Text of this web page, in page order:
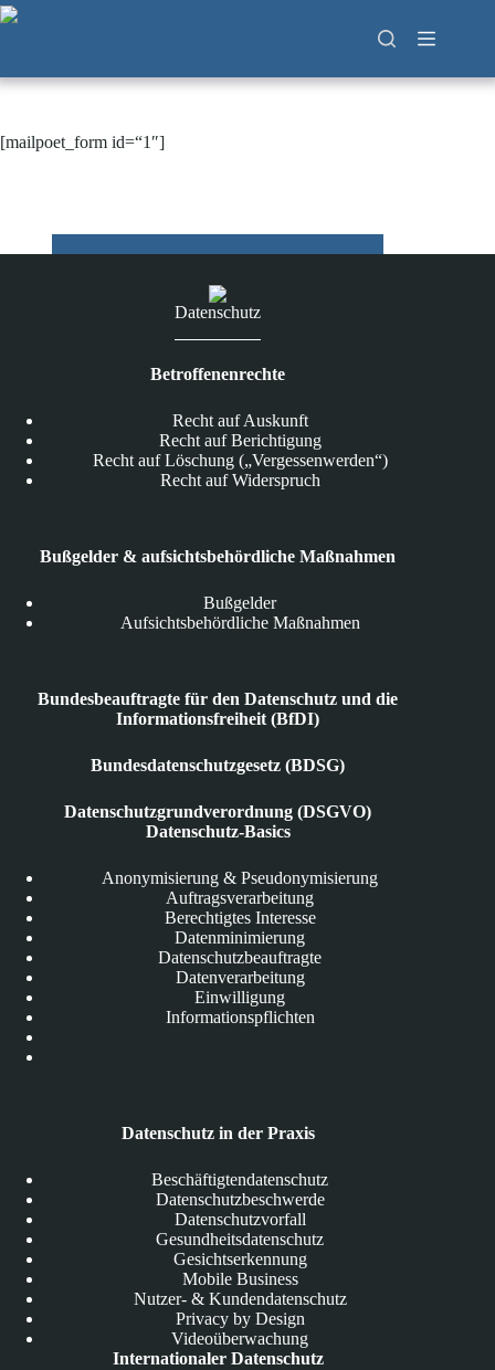
Zum
Inhalt
[mailpoet_form id=“1″]
Datenschutz
Betroffenenrechte
Recht auf Auskunft
Recht auf Berichtigung
Recht auf Löschung („Vergessenwerden“)
Recht auf Widerspruch
Bußgelder & aufsichtsbehördliche Maßnahmen
Bußgelder
Aufsichtsbehördliche Maßnahmen
Bundesbeauftragte für den Datenschutz und die
Informationsfreiheit (BfDI)
Bundesdatenschutzgesetz (BDSG)
Datenschutzgrundverordnung (DSGVO)
Datenschutz-Basics
Anonymisierung & Pseudonymisierung
Auftragsverarbeitung
Berechtigtes Interesse
Datenminimierung
Datenschutzbeauftragte
Datenverarbeitung
Einwilligung
Informationspflichten
Datenschutz in der Praxis
Beschäftigtendatenschutz
Datenschutzbeschwerde
Datenschutzvorfall
Gesundheitsdatenschutz
Gesichtserkennung
Mobile Business
Nutzer- & Kundendatenschutz
Privacy by Design
Videoüberwachung
Internationaler Datenschutz